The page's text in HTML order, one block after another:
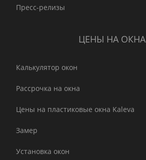
Пресс-релизы
ЦЕНЫ НА ОКНА
Калькулятор окон
Рассрочка на окна
Цены на пластиковые окна Kaleva
Замер
Установка окон